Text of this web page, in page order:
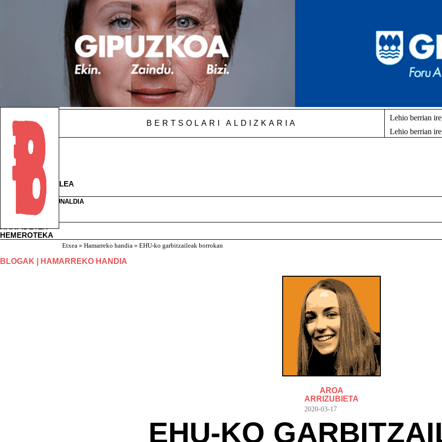
BERTSOLARI ALDIZKARIA
Lehio berrian
Lehio berrian
ALBISTEAK
ALDIZKARIAK
DENDA
ARGAZKIAK
TESTU BILATZAILEA
PODCAST
EGAÑAREN BELAUNALDIA
MAKARRIZKETAK
HARPIDETZA
HEMEROTEKA
Etxea » Hamarreko handia » EHU-ko garbitzaileak borrokan
BLOGAK | HAMARREKO HANDIA
AROA
ARRIZUBIETA
2020-03-17
EHU-KO